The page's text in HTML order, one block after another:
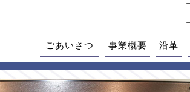
ごあいさつ 事業概要 沿革